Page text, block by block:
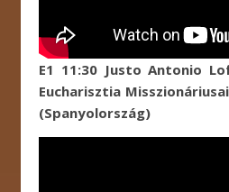
E1 11:30 Justo Antonio
Eucharisztia
(Spanyolország)